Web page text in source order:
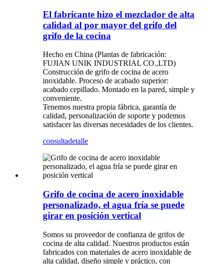
El fabricante hizo el mezclador de alta
calidad al por mayor del grifo del
grifo de la cocina
Hecho en China (Plantas de fabricación:
FUJIAN UNIK INDUSTRIAL CO.,LTD)
Construcción de grifo de cocina de acero
inoxidable. Proceso de acabado superior:
acabado cepillado. Montado en la pared, simple y
conveniente.
Tenemos nuestra propia fábrica, garantía de
calidad, personalización de soporte y podemos
satisfacer las diversas necesidades de los clientes.
consultadetalle
Grifo de cocina de acero inoxidable
personalizado, el agua fría se puede
girar en posición vertical
Somos su proveedor de confianza de grifos de
cocina de alta calidad. Nuestros productos están
fabricados con materiales de acero inoxidable de
alta calidad, diseño simple y práctico, con